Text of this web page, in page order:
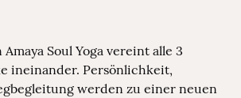
Amaya Soul Yoga vereint alle 3
ineinander. Persönlichkeit,
werden zu einer neuen